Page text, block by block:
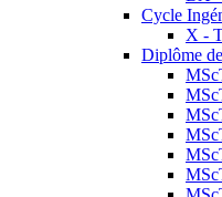
Cycle
X -
Diplôme